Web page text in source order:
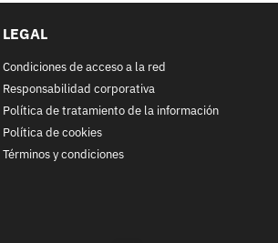
LEGAL
Condiciones de acceso a la red
Responsabilidad corporativa
Política de tratamiento de la información
Política de cookies
Términos y condiciones